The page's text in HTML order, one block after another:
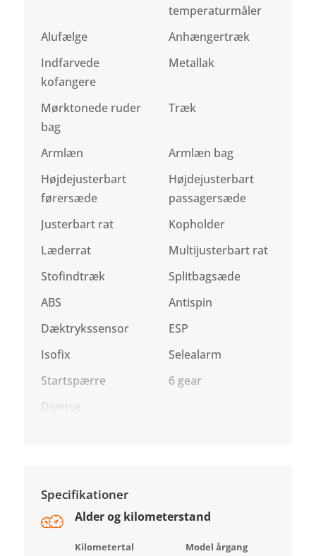
temperaturmåler
Alufælge
Anhængertræk
Indfarvede
kofangere
Metallak
Mørktonede ruder
bag
Træk
Armlæn
Armlæn bag
Højdejusterbart
førersæde
Højdejusterbart
passagersæde
Justerbart rat
Kopholder
Læderrat
Multijusterbart rat
Stofindtræk
Splitbagsæde
ABS
Antispin
Dæktrykssensor
ESP
Isofix
Selealarm
Startspærre
6 gear
Diverse
Specifikationer
Alder og kilometerstand
Kilometertal Model årgang